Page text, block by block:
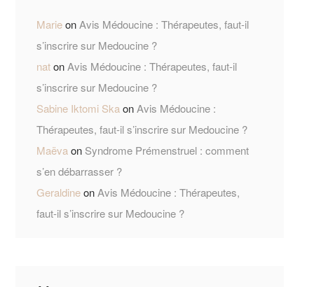
MarieonAvis Médoucine : Thérapeutes, faut-il
s’inscrire sur Medoucine ?
natonAvis Médoucine : Thérapeutes, faut-il
s’inscrire sur Medoucine ?
Sabine Iktomi SkaonAvis Médoucine :
Thérapeutes, faut-il s’inscrire sur Medoucine ?
Maëvaon Syndrome Prémenstruel : comment
s’en débarrasser ?
GeraldineonAvis Médoucine : Thérapeutes,
faut-il s’inscrire sur Medoucine ?